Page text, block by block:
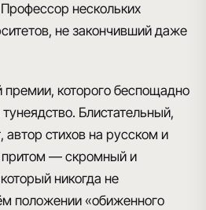
Профессор нескольких
, не закончивший даже
премии, которого беспощадно
Блистательный,
автор стихов на русском и
притом — скромный и
никогда не
положении «обиженного